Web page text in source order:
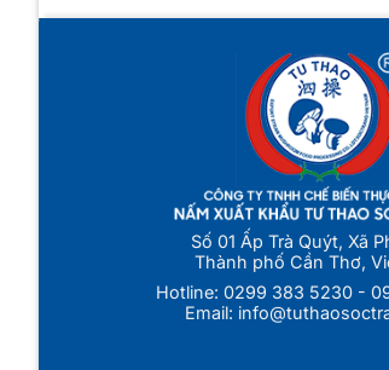
Số 01 Ấp Trà Quýt, Xã
Thành phố Cần Thơ,
Hotline: 0299 383 5230-
Email: